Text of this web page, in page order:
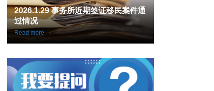
案例分享：大龄申请人魁省旅转学成
功获批护理学签
Read more →